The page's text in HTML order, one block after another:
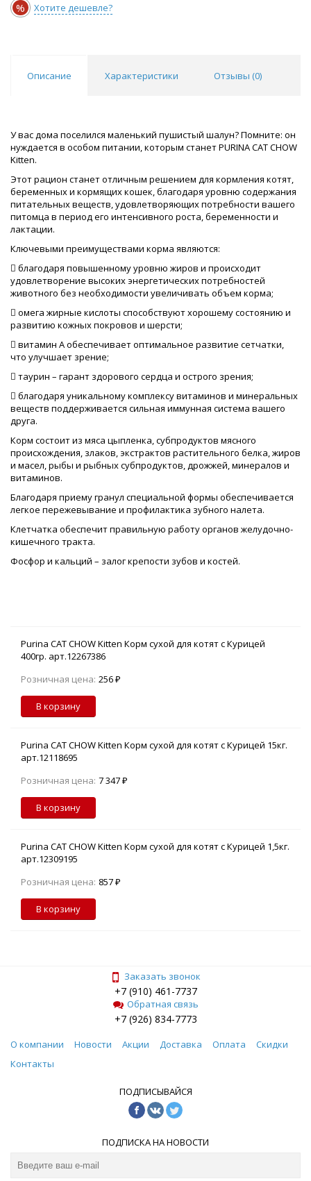
% Хотите дешевле?
Описание Характеристики Отзывы (0)
У вас дома поселился маленький пушистый шалун? Помните: он
нуждается в особом питании, которым станет PURINA CAT CHOW
Kitten.
Этот рацион станет отличным решением для кормления котят,
беременных и кормящих кошек, благодаря уровню содержания
питательных веществ, удовлетворяющих потребности вашего
питомца в период его интенсивного роста, беременности и
лактации.
Ключевыми преимуществами корма являются:
 благодаря повышенному уровню жиров и происходит
удовлетворение высоких энергетических потребностей
животного без необходимости увеличивать объем корма;
 омега жирные кислоты способствуют хорошему состоянию и
развитию кожных покровов и шерсти;
 витамин А обеспечивает оптимальное развитие сетчатки,
что улучшает зрение;
 таурин – гарант здорового сердца и острого зрения;
 благодаря уникальному комплексу витаминов и минеральных
веществ поддерживается сильная иммунная система вашего
друга.
Корм состоит из мяса цыпленка, субпродуктов мясного
происхождения, злаков, экстрактов растительного белка, жиров
и масел, рыбы и рыбных субпродуктов, дрожжей, минералов и
витаминов.
Благодаря приему гранул специальной формы обеспечивается
легкое пережевывание и профилактика зубного налета.
Клетчатка обеспечит правильную работу органов желудочно-
кишечного тракта.
Фосфор и кальций – залог крепости зубов и костей.
Purina CAT CHOW Kitten Корм сухой для котят с Курицей
400гр. арт.12267386
Розничная цена: 256 ₽
В корзину
Purina CAT CHOW Kitten Корм сухой для котят с Курицей 15кг.
арт.12118695
Розничная цена: 7 347 ₽
В корзину
Purina CAT CHOW Kitten Корм сухой для котят с Курицей 1,5кг.
арт.12309195
Розничная цена: 857 ₽
В корзину
Заказать звонок
+7 (910) 461-7737
Обратная связь
+7 (926) 834-7773
О компании Новости Акции Доставка Оплата
Скидки
Контакты
ПОДПИСЫВАЙСЯ
ПОДПИСКА НА НОВОСТИ